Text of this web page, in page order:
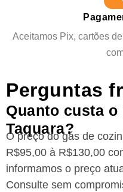
Aceitamos Pix, cartões
Perguntas
Quanto custa
Taquara?
O preço do gás de
R$95,00 à R$130,00
informamos o preço
Consulte sem